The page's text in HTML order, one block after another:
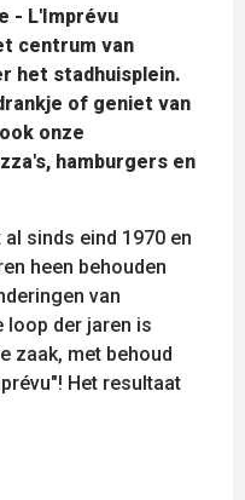
- L'Imprévu
centrum van
het stadhuisplein.
of geniet van
onze
hamburgers en
sinds eind 1970 en
heen behouden
van
loop der jaren is
zaak, met behoud
Het resultaat